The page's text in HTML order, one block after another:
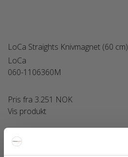
LoCa Straights Knivmagnet (60 cm)
LoCa
060-1106360M
Pris fra 3.251 NOK
Vis produkt